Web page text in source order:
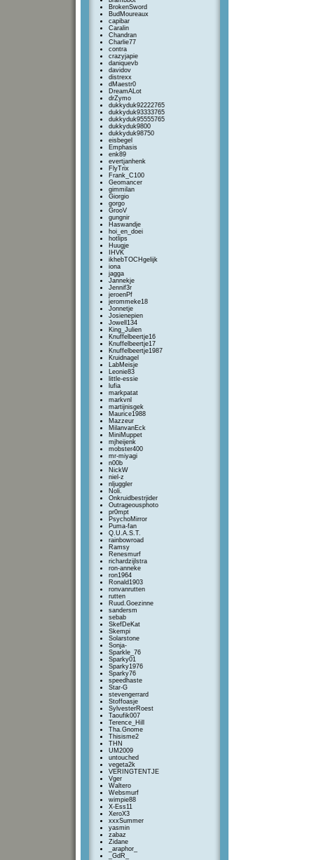
BrokenSword
BudMoureaux
capibar
Caralin
Chandran
Charlie77
contra
crazyjapie
daniquevb
davidov
distrexx
dMaestr0
DreamALot
drZymo
dukkyduk92222765
dukkyduk93333765
dukkyduk95555765
dukkyduk9800
dukkyduk98750
eisbegel
Emphasis
enk89
evertjanhenk
FlyTrix
Frank_C100
Geomancer
gimmilan
Giorgio
gorgo
GrooV
gungnir
Haswandje
hoi_en_doei
hotlips
Huugje
IHVK
ikhebTOCHgelijk
iona
jagga
Jannekje
Jennif3r
jeroenPf
jerommeke18
Jonnetje
Josienepien
Jowell134
King_Julien
Knuffelbeertje16
Knuffelbeertje17
Knuffelbeertje1987
Kruidnagel
LabMeisje
Leonie83
little-essie
lufia
markpatat
markvnl
martijnisgek
Maurice1988
Mazzeur
MilanvanEck
MiniMuppet
mjheijenk
mobster400
mr-miyagi
n00b
NickW
niel-z
nljuggler
Noli.
Onkruidbestrjider
Outrageousphoto
pr0mpt
PsychoMirror
Puma-fan
Q.U.A.S.T.
rainbowroad
Ramsy
Renesmurf
richardzijlstra
ron-anneke
ron1964
Ronald1903
ronvanrutten
rutten
Ruud.Goezinne
sandersm
sebab
SkefDeKat
Skempi
Solarstone
Sonja-
Sparkle_76
Sparky01
Sparky1976
Sparky76
speedhaste
Star-G
stevengerrard
Stoffoasje
SylvesterRoest
Taoufik007
Terence_Hill
Tha.Gnome
Thisisme2
THN
UM2009
untouched
vegeta2k
VERINGTENTJE
Vger
Waltero
Websmurf
wimpie88
X-Ess11
XeroX3
xxxSummer
yasmin
zabaz
Zidane
_araphor_
_GdR_